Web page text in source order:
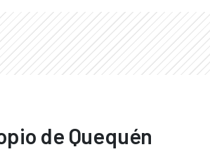
de Quequén